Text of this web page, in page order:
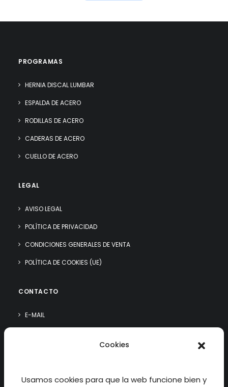
Cookies
Usamos cookies para que la web funcione bien y
PROGRAMAS
HERNIA DISCAL LUMBAR
ESPALDA DE ACERO
RODILLAS DE ACERO
CADERAS DE ACERO
CUELLO DE ACERO
LEGAL
AVISO LEGAL
POLÍTICA DE PRIVACIDAD
CONDICIONES GENERALES DE VENTA
POLÍTICA DE COOKIES (UE)
CONTACTO
E-MAIL